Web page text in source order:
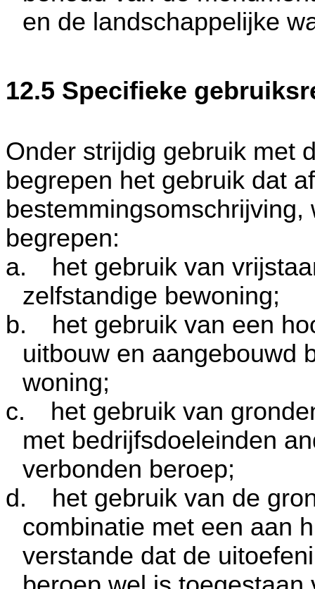
en de landschappelijke
12.5 Specifieke
Onder strijdig gebruik met
begrepen het gebruik dat
begrepen:
a.
het gebruik van
zelfstandige bewoning;
b.
het gebruik van een
uitbouw en aangebouwd
woning;
c.
het gebruik van
met bedrijfsdoeleinden
verbonden beroep;
d.
het gebruik van de
combinatie met een aan
verstande dat de